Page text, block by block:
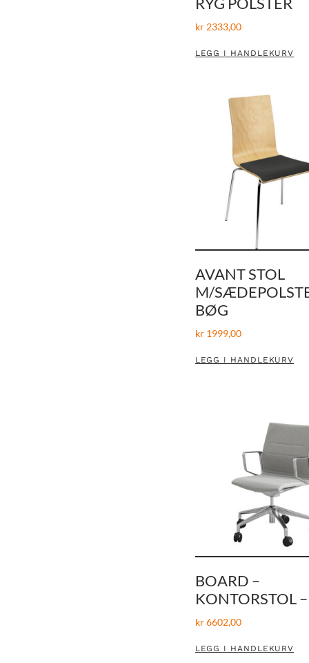
kr2333,00
LEGG I HANDLEKURV
AVANT STOL
M/
BØG
kr1999,00
LEGG I HANDLEKURV
BOARD –
KONTORSTOL
kr6602,00
LEGG I HANDLEKURV